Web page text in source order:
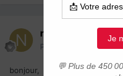
ncr146
Posté(e) 17 mars 2015
bonjour,